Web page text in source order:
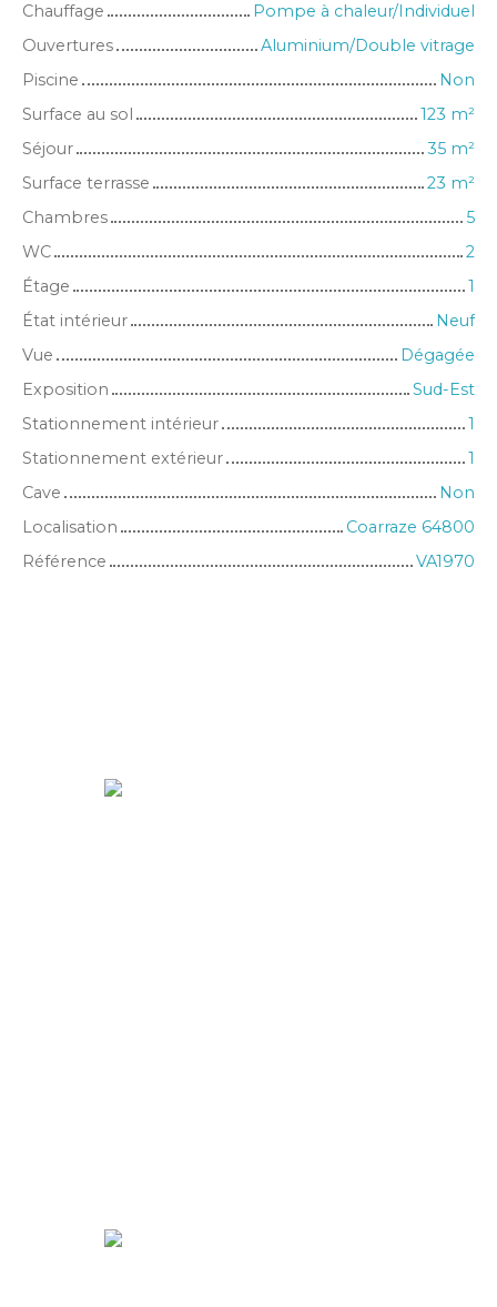
Chauffage
Pompe à chaleur/Individuel
Ouvertures
Aluminium/Double vitrage
Piscine
Non
Surface au sol
123 m²
Séjour
35 m²
Surface terrasse
23 m²
Chambres
5
WC
2
Étage
1
État intérieur
Neuf
Vue
Dégagée
Exposition
Sud-Est
Stationnement intérieur
1
Stationnement extérieur
1
Cave
Non
Localisation
Coarraze 64800
Référence
VA1970